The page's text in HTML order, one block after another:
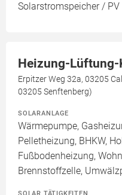
Solarstromspeicher / PV
Heizung-
Erpitzer Weg 32a, 03205
03205 Senftenberg)
SOLARANLAGE
Wärmepumpe,
Pelletheizung, BHKW,
Fußbodenheizung,
Brennstoffzelle,
SOLAR TÄTIGKEITEN